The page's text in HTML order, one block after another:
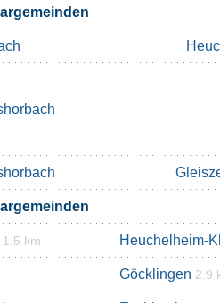
1.5 km Heuchelheim-
Göcklingen 2.9